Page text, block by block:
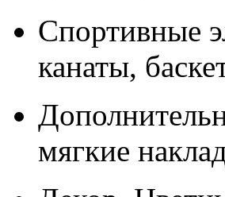
Спортивные
канаты,
мягкие